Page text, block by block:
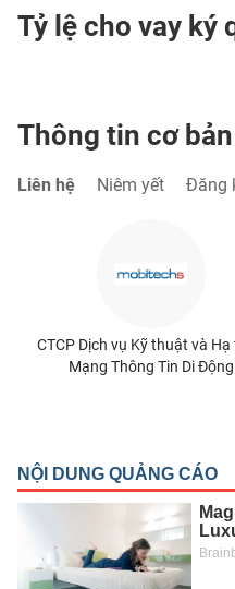
Tỷ lệ cho vay ký
Thông tin cơ bản
Liên hệ Niêm yết Đăng
CTCP Dịch vụ Kỹ thuật và Hạ
Mạng Thông Tin Di Động
DÙNG
KHÔNG
YẾU
THIẾT
CHĂM
SÓC
KHỎE